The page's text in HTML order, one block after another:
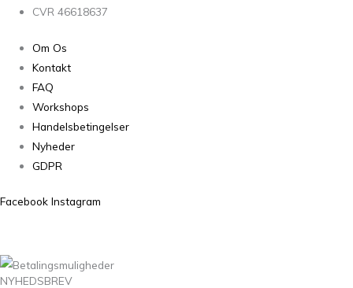
CVR 46618637
Om Os
Kontakt
FAQ
Workshops
Handelsbetingelser
Nyheder
GDPR
Facebook Instagram
NYHEDSBREV